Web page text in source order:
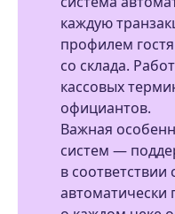
каждую
профилем
со склада.
кассовых
официантов.
Важная
систем —
в соответствии
автоматически